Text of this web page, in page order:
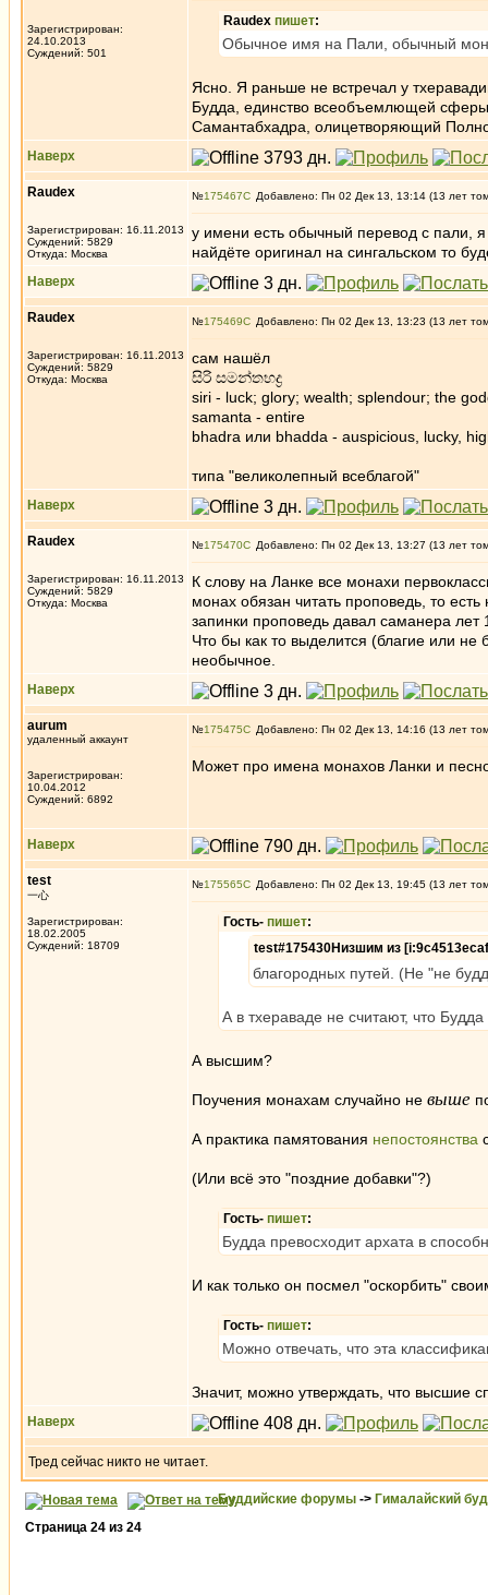
Зарегистрирован:
24.10.2013
Суждений: 501
Raudex пишет:
Обычное имя на Пали, обычный
Ясно. Я раньше не встречал у
Будда, единство всеобъемлющей
Самантабхадра, олицетворяющий
Наверх
Raudex
Зарегистрирован: 16.11.2013
Суждений: 5829
Откуда: Москва
№175467 Добавлено: Пн 02 Дек 13, 13:14 (13 лет
у имени есть обычный перевод с пали,
найдёте оригинал на сингальском то
Наверх
Raudex
Зарегистрирован: 16.11.2013
Суждений: 5829
Откуда: Москва
№175469 Добавлено: Пн 02 Дек 13, 13:23 (13 лет
сам нашёл
සිරි සමන්තභද්‍ර
siri - luck; glory; wealth; splendour; the
samanta - entire
bhadra или bhadda - auspicious, lucky,
типа "великолепный всеблагой"
Наверх
Raudex
Зарегистрирован: 16.11.2013
Суждений: 5829
Откуда: Москва
№175470 Добавлено: Пн 02 Дек 13, 13:27 (13 лет
К слову на Ланке все монахи
монах обязан читать проповедь, то
запинки проповедь давал саманера
Что бы как то выделится (благие или
необычное.
Наверх
aurum
удаленный аккаунт
Зарегистрирован:
10.04.2012
Суждений: 6892
№175475 Добавлено: Пн 02 Дек 13, 14:16 (13 лет
Может про имена монахов Ланки и
Наверх
test
一心
Зарегистрирован:
18.02.2005
Суждений: 18709
№175565 Добавлено: Пн 02 Дек 13, 19:45 (13 лет
Гость- пишет:
test#175430Низшим из
благородных путей. (Не "не
А в тхераваде не считают, что
А высшим?
Поучения монахам случайно не выше
А практика памятования непостоянства
(Или всё это "поздние добавки"?)
Гость- пишет:
Будда превосходит архата в
И как только он посмел "оскорбить"
Гость- пишет:
Можно отвечать, что эта
Значит, можно утверждать, что высшие
Наверх
Тред сейчас никто не читает.
Буддийские форумы -> Гималайский
Страница 24 из 24